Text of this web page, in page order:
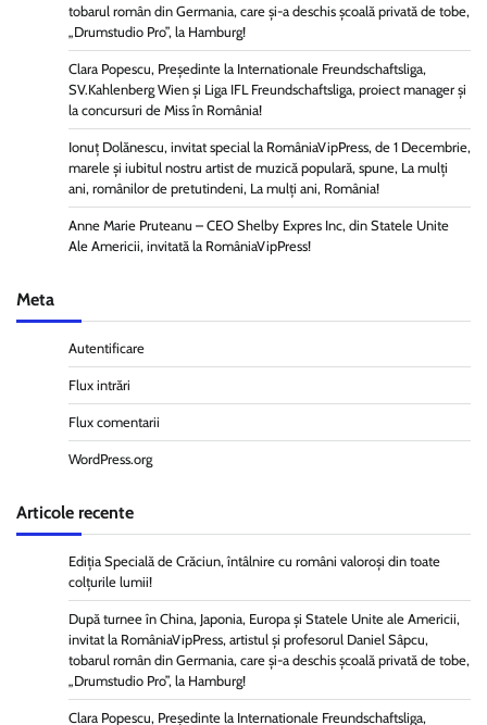
tobarul român din Germania, care și-a deschis școală privată de tobe,
„Drumstudio Pro”, la Hamburg!
Clara Popescu, Președinte la Internationale Freundschaftsliga,
SV.Kahlenberg Wien şi Liga IFL Freundschaftsliga, proiect manager și
la concursuri de Miss în România!
Ionuț Dolănescu, invitat special la RomâniaVipPress, de 1 Decembrie,
marele și iubitul nostru artist de muzică populară, spune, La mulți
ani, românilor de pretutindeni, La mulți ani, România!
Anne Marie Pruteanu – CEO Shelby Expres Inc, din Statele Unite
Ale Americii, invitată la RomâniaVipPress!
Meta
Autentificare
Flux intrări
Flux comentarii
WordPress.org
Articole recente
Ediția Specială de Crăciun, întâlnire cu români valoroși din toate
colțurile lumii!
După turnee în China, Japonia, Europa și Statele Unite ale Americii,
invitat la RomâniaVipPress, artistul și profesorul Daniel Sâpcu,
tobarul român din Germania, care și-a deschis școală privată de tobe,
„Drumstudio Pro”, la Hamburg!
Clara Popescu, Președinte la Internationale Freundschaftsliga,